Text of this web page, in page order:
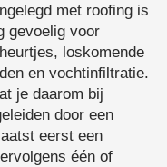
met roofing is
gevoelig voor
loskomende
en vochtinfiltratie.
je daarom bij
door een
eerst een
één of